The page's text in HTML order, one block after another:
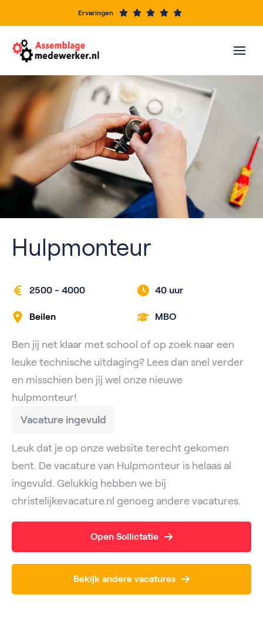
Ervaringen
Hulpmonteur
2500 - 4000 40 uur
Beilen MBO
Ben jij net klaar met school of op zoek naar een
leuke technische uitdaging? Lees dan snel verder
en misschien ben jij wel onze nieuwe
hulpmonteur!
Vacature ingevuld
Leuk dat je op onze website terecht gekomen
bent. De vacature van Hulpmonteur is helaas al
ingevuld. Gelukkig hebben we bij
christelijkevacature.nl genoeg andere vacatures.
Open Sollictatie
Bekijk andere vacatures